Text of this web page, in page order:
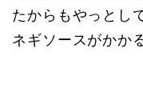
たからもやっとし
ネギソースがかか